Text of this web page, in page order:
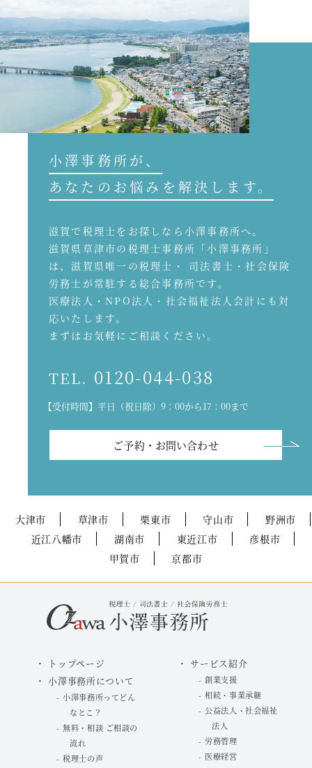
小澤事務所が、
あなたのお悩みを解決します。
滋賀で税理士をお探しなら小澤事務所へ。
滋賀県草津市の税理士事務所「小澤事務所」
は、滋賀県唯一の税理士・ 司法書士・社会保険
労務士が常駐する総合事務所です。
医療法人・NPO法人・社会福祉法人会計にも対
応いたします。
まずはお気軽にご相談ください。
TEL. 0120-044-038
【受付時間】平日（祝日除）9：00から17：00まで
ご予約・お問い合わせ
大津市 草津市 栗東市 守山市
野洲市
近江八幡市
湖南市 東近江市
彦根市
甲賀市
京都市
トップページ
小澤事務所について
小澤事務所ってどん
なとこ？
無料・相談 ご相談の
流れ
税理士の声
サービス紹介
創業支援
相続・事業承継
公益法人・社会福祉
法人
労務管理
医療経営